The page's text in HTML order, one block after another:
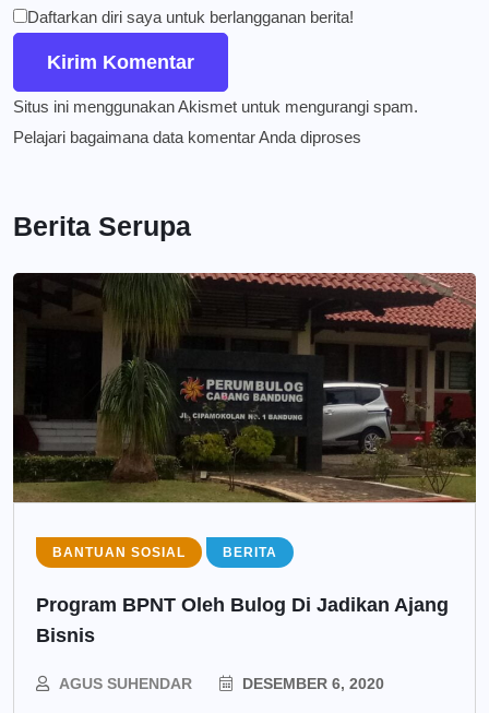
Daftarkan diri saya untuk berlangganan berita!
Situs ini menggunakan Akismet untuk mengurangi spam.
Pelajari bagaimana data komentar Anda diproses
Berita Serupa
BANTUAN SOSIAL BERITA
Program BPNT Oleh Bulog Di Jadikan Ajang
Bisnis
AGUS SUHENDAR DESEMBER 6, 2020